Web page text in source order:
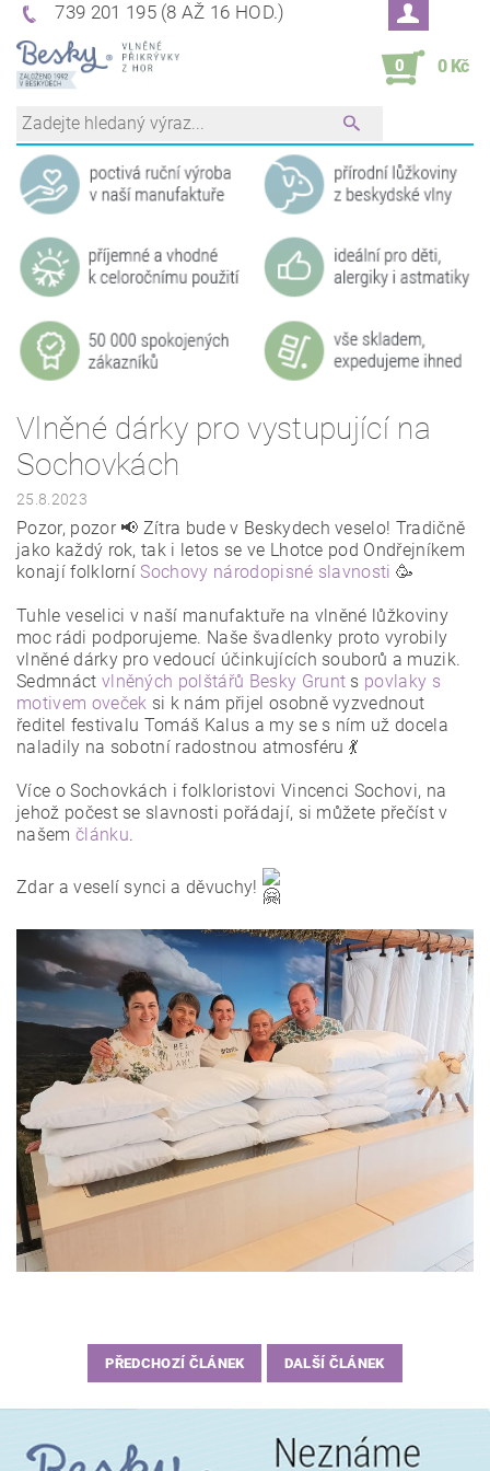
739 201 195 (8 AŽ 16 HOD.)
0 0 Kč
Vlněné dárky pro vystupující na
Sochovkách
25.8.2023
Pozor, pozor 📢 Zítra bude v Beskydech veselo! Tradičně
jako každý rok, tak i letos se ve Lhotce pod Ondřejníkem
konají folklorní Sochovy národopisné slavnosti 🥳
Tuhle veselici v naší manufaktuře na vlněné lůžkoviny
moc rádi podporujeme. Naše švadlenky proto vyrobily
vlněné dárky pro vedoucí účinkujících souborů a muzik.
Sedmnáct vlněných polštářů Besky Grunt s povlaky s
motivem oveček si k nám přijel osobně vyzvednout
ředitel festivalu Tomáš Kalus a my se s ním už docela
naladily na sobotní radostnou atmosféru 💃
Více o Sochovkách i folkloristovi Vincenci Sochovi, na
jehož počest se slavnosti pořádají, si můžete přečíst v
našem článku.
Zdar a veselí synci a děvuchy!
PŘEDCHOZÍ ČLÁNEK DALŠÍ ČLÁNEK